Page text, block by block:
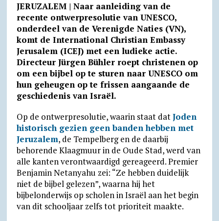
a
t
s
A
p
p
l
e
g
r
a
m
c
e
b
o
o
k
i
n
t
F
r
i
e
n
d
l
y
a
i
l
a
i
l
t
l
o
o
k
.
m
i
n
t
JERUZALEM | Naar aanleiding van de
recente ontwerpresolutie van UNESCO,
onderdeel van de Verenigde Naties (VN),
komt de International Christian Embassy
Jerusalem (ICEJ) met een ludieke actie.
Directeur Jürgen Bühler roept christenen op
om een bijbel op te sturen naar UNESCO om
hun geheugen op te frissen aangaande de
geschiedenis van Israël.
Op de ontwerpresolutie, waarin staat datJoden
historisch gezien geen banden hebben met
Jeruzalem, de Tempelberg en de daarbij
behorende Klaagmuur in de Oude Stad, werd van
alle kanten verontwaardigd gereageerd. Premier
Benjamin Netanyahu zei: “Ze hebben duidelijk
niet de bijbel gelezen”, waarna hij het
bijbelonderwijs op scholen in Israël aan het begin
van dit schooljaar zelfs tot prioriteit maakte.